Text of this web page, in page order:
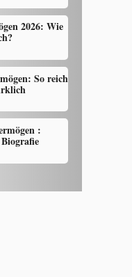
2026: Wie
So reich
: